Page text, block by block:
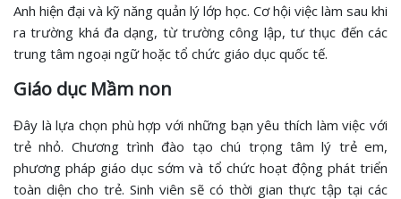
Anh hiện đại và kỹ năng quản lý lớp học. Cơ hội việc làm sau khi
ra trường khá đa dạng, từ trường công lập, tư thục đến các
trung tâm ngoại ngữ hoặc tổ chức giáo dục quốc tế.
Giáo dục Mầm non
Đây là lựa chọn phù hợp với những bạn yêu thích làm việc với
trẻ nhỏ. Chương trình đào tạo chú trọng tâm lý trẻ em,
phương pháp giáo dục sớm và tổ chức hoạt động phát triển
toàn diện cho trẻ. Sinh viên sẽ có thời gian thực tập tại các